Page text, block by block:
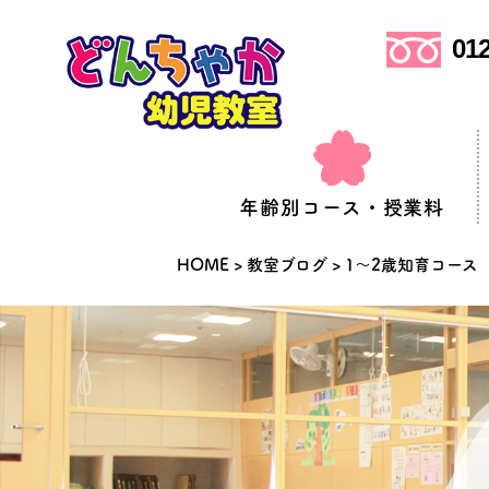
年齢別コース・授業料
HOME > 教室ブログ > 1～2歳知育コー